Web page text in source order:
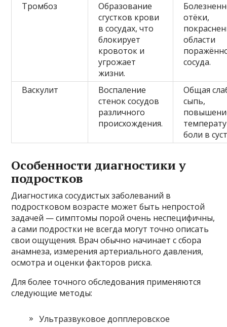
Тромбоз
Образование
сгустков крови
в сосудах, что
блокирует
кровоток и
угрожает
жизни.
отёки,
области
сосуда.
Васкулит
Воспаление
стенок сосудов
различного
происхождения.
Общая
сыпь,
боли в
Особенности диагностики у
подростков
Диагностика сосудистых заболеваний в
подростковом возрасте может быть непростой
задачей — симптомы порой очень неспецифичны,
а сами подростки не всегда могут точно описать
свои ощущения. Врач обычно начинает с сбора
анамнеза, измерения артериального давления,
осмотра и оценки факторов риска.
Для более точного обследования применяются
следующие методы:
Ультразвуковое допплеровское